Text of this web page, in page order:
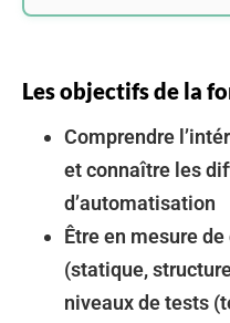
Les objectifs de la
Comprendre
et connaître les
d’automatisation
Être en mesure
(statique,
niveaux de tests